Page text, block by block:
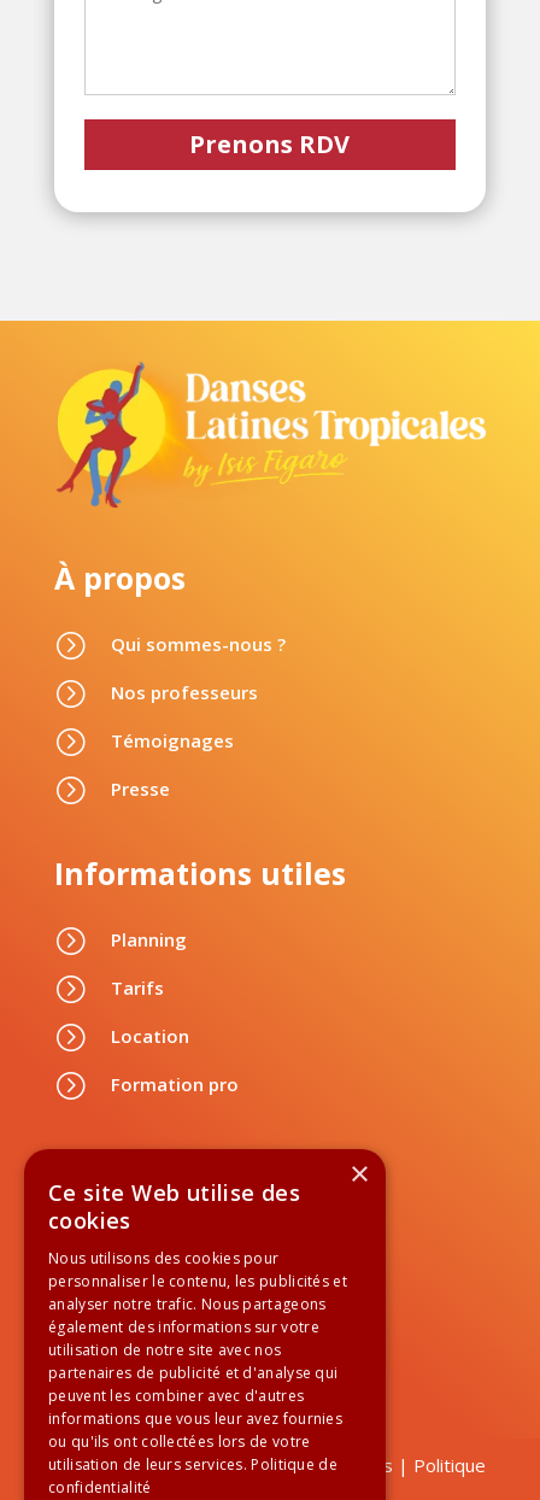
À propos
= Qui sommes-nous ?
= Nos professeurs
= Témoignages
= Presse
Informations utiles
= Planning
= Tarifs
= Location
= Formation pro
 01 84 60 99 60
Newsletter
Tous droits réservés |Mentions légales | Politique
×
Ce site Web utilise des
cookies
Nous utilisons des cookies pour
personnaliser le contenu, les publicités et
analyser notre trafic. Nous partageons
également des informations sur votre
utilisation de notre site avec nos
partenaires de publicité et d'analyse qui
peuvent les combiner avec d'autres
informations que vous leur avez fournies
ou qu'ils ont collectées lors de votre
utilisation de leurs services.Politique de
confidentialité